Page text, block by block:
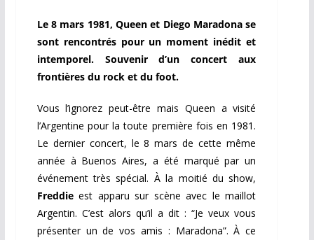
Le 8 mars 1981, Queen et Diego Maradona se
sont rencontrés pour un moment inédit et
intemporel. Souvenir d’un concert aux
frontières du rock et du foot.
Vous l’ignorez peut-être mais Queen a visité
l’Argentine pour la toute première fois en 1981.
Le dernier concert, le 8 mars de cette même
année à Buenos Aires, a été marqué par un
événement très spécial. À la moitié du show,
Freddieest apparu sur scène avec le maillot
Argentin. C’est alors qu’il a dit : “Je veux vous
présenter un de vos amis : Maradona”. À ce